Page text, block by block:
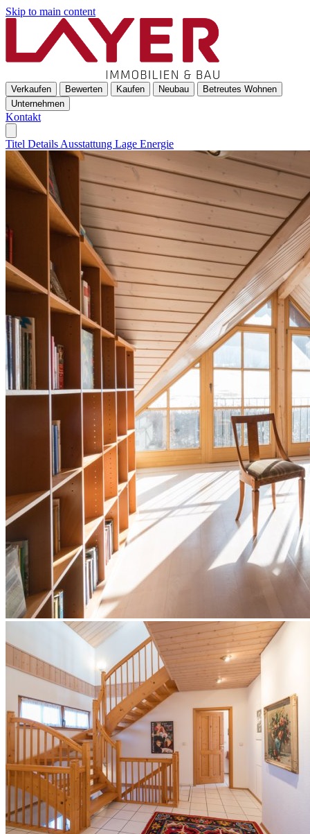
Skip to main content
Verkaufen Bewerten Kaufen Neubau
Betreutes Wohnen
Unternehmen
Kontakt
Titel Details Ausstattung Lage Energie